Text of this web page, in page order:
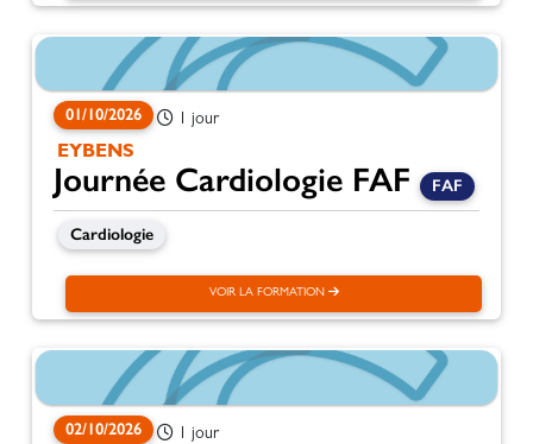
01/10/2026 1 jour
EYBENS
Journée Cardiologie FAF FAF
Cardiologie
VOIR LA FORMATION
02/10/2026 1 jour